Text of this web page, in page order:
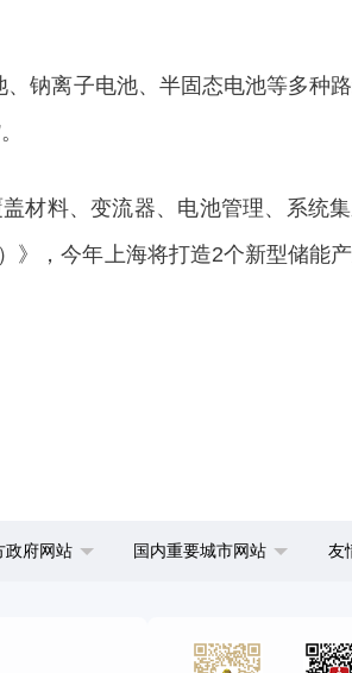
钠离子电池、半固态电池等多种
材料、变流器、电池管理、系统
，今年上海将打造2个新型储能产
政府网站 国内重要城市网站 友